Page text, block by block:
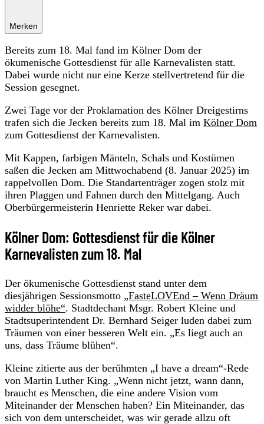
Merken
Bereits zum 18. Mal fand im Kölner Dom der
ökumenische Gottesdienst für alle Karnevalisten statt.
Dabei wurde nicht nur eine Kerze stellvertretend für die
Session gesegnet.
Zwei Tage vor der Proklamation des Kölner Dreigestirns
trafen sich die Jecken bereits zum 18. Mal im Kölner Dom
zum Gottesdienst der Karnevalisten.
Mit Kappen, farbigen Mänteln, Schals und Kostümen
saßen die Jecken am Mittwochabend (8. Januar 2025) im
rappelvollen Dom. Die Standartenträger zogen stolz mit
ihren Plaggen und Fahnen durch den Mittelgang. Auch
Oberbürgermeisterin Henriette Reker war dabei.
Kölner Dom: Gottesdienst für die Kölner
Karnevalisten zum 18. Mal
Der ökumenische Gottesdienst stand unter dem
diesjährigen Sessionsmotto „FasteLOVEnd – Wenn Dräum
widder blöhe“. Stadtdechant Msgr. Robert Kleine und
Stadtsuperintendent Dr. Bernhard Seiger luden dabei zum
Träumen von einer besseren Welt ein. „Es liegt auch an
uns, dass Träume blühen“.
Kleine zitierte aus der berühmten „I have a dream“-Rede
von Martin Luther King. „Wenn nicht jetzt, wann dann,
braucht es Menschen, die eine andere Vision vom
Miteinander der Menschen haben? Ein Miteinander, das
sich von dem unterscheidet, was wir gerade allzu oft